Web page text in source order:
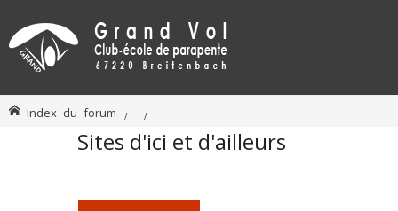
Index du forum
Sites d'ici et d'ailleurs